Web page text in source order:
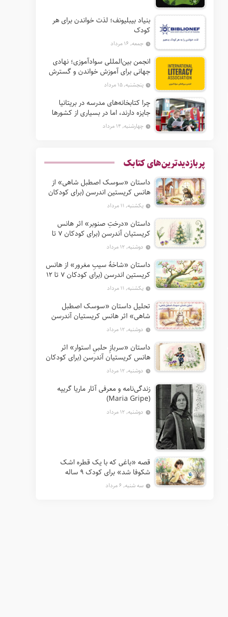
بنیاد بیبلیونف؛ لذت خواندن برای هر
کودک
جمعه, ۱۶ مرداد
انجمن بین‌المللی سوادآموزی؛ نهادی
جهانی برای آموزش خواندن و گسترش
حق سواد
پنجشنبه, ۱۵ مرداد
چرا کتابخانه‌های مدرسه در بریتانیا
جایزه دارند، اما در بسیاری از کشورها
نه؟چهارشنبه, ۱۴ مرداد
پربازدیدترین‌های کتابک
داستان «سوسک اصطبل شاهی» از
هانس کریستین اندرسن (برای کودکان
7 تا 12 سال) یکشنبه, ۱۱ مرداد
داستان «درختِ صنوبر» اثر هانس
کریستیان آندرسن (برای کودکان 7 تا
12 سال) دوشنبه, ۱۲ مرداد
داستان «شاخهٔ سیبِ مغرور» از هانس
کریستین اندرسن (برای کودکان 7 تا 12
سال)یکشنبه, ۱۱ مرداد
تحلیل داستان «سوسک اصطبل
شاهی» اثر هانس کریستیان آندرسن
دوشنبه, ۱۲ مرداد
داستان «سربازِ حلبیِ استوار» اثر
هانس کریستیان آندرسن (برای کودکان
7 تا 12 سال) دوشنبه, ۱۲ مرداد
زندگی‌نامه و معرفی آثار ماریا گریپه
(Maria Gripe)
دوشنبه, ۱۲ مرداد
قصه «باغی که با یک قطره اشک
شکوفا شد» برای کودک ۹ ساله
سه شنبه, ۶ مرداد